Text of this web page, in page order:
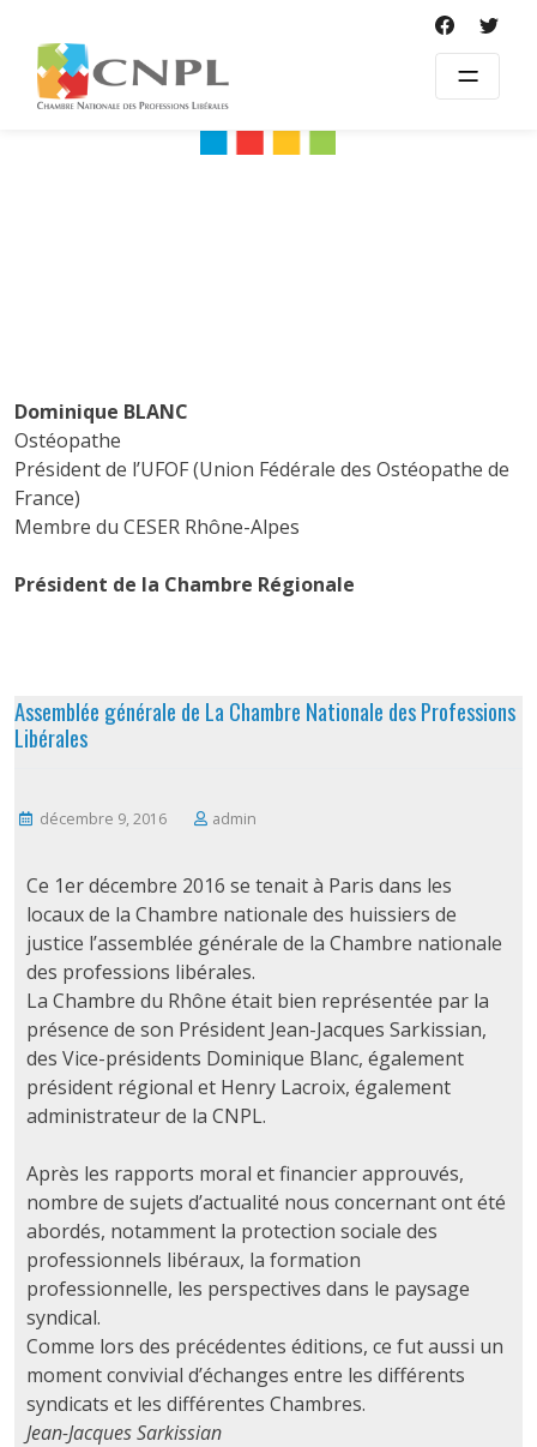
content
Dominique BLANC
Ostéopathe
Président de l’UFOF (Union Fédérale des Ostéopathe de
France)
Membre du CESER Rhône-Alpes
Président de la Chambre Régionale
Assemblée générale de La Chambre Nationale des Professions
Libérales
décembre 9, 2016 admin
Ce 1er décembre 2016 se tenait à Paris dans les
locaux de la Chambre nationale des huissiers de
justice l’assemblée générale de la Chambre nationale
des professions libérales.
La Chambre du Rhône était bien représentée par la
présence de son Président Jean-Jacques Sarkissian,
des Vice-présidents Dominique Blanc, également
président régional et Henry Lacroix, également
administrateur de la CNPL.
Après les rapports moral et financier approuvés,
nombre de sujets d’actualité nous concernant ont été
abordés, notamment la protection sociale des
professionnels libéraux, la formation
professionnelle, les perspectives dans le paysage
syndical.
Comme lors des précédentes éditions, ce fut aussi un
moment convivial d’échanges entre les différents
syndicats et les différentes Chambres.
Jean-Jacques Sarkissian